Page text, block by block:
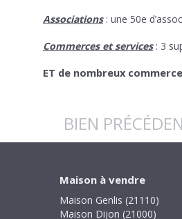
Associations: une 50e
Commerces et services: 3
ET de nombreux
BIEN
Maison à vendre
Maison Genlis (21110)
Maison Dijon (21000)